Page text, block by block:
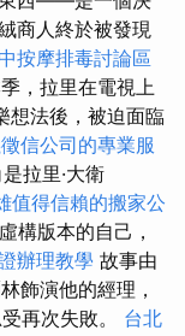
商人終於被發現
按摩排毒討論區
，拉里在電視上
想法後，被迫面臨
信公司的專業服
拉里·大衛
值得信賴的搬家公
構版本的自己，
辦理教學 故事由
飾演他的經理，
再次失敗。 台北